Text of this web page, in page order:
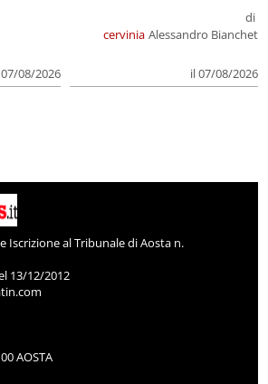
08/2026
cervinia
di
Alessandro Bianchet
il 07/08/2026
Iscrizione al Tribunale di Aosta n.
13/12/2012
AOSTA